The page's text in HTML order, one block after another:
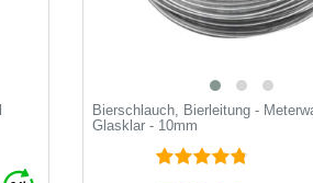
Bierschlauch, Bierleitung -
Glasklar - 10mm